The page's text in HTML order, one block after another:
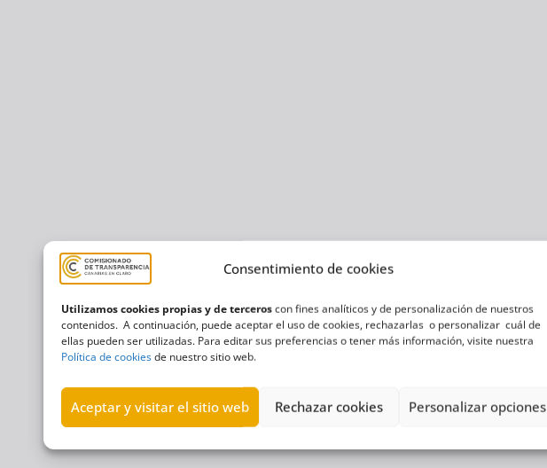
Consentimiento de cookies
Utilizamos cookies propias y de terceroscon fines analíticos y de personalización de nuestros
contenidos. A continuación, puede aceptar el uso de cookies, rechazarlas o personalizar cuál de
ellas pueden ser utilizadas. Para editar sus preferencias o tener más información, visite nuestra
Política de cookiesde nuestro sitio web.
Aceptar y visitar el sitio web Rechazar cookies Personalizar opciones